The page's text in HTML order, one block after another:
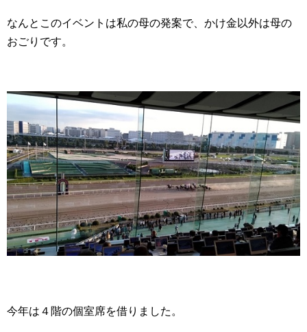
なんとこのイベントは私の母の発案で、かけ金以外は母の
おごりです。
今年は４階の個室席を借りました。